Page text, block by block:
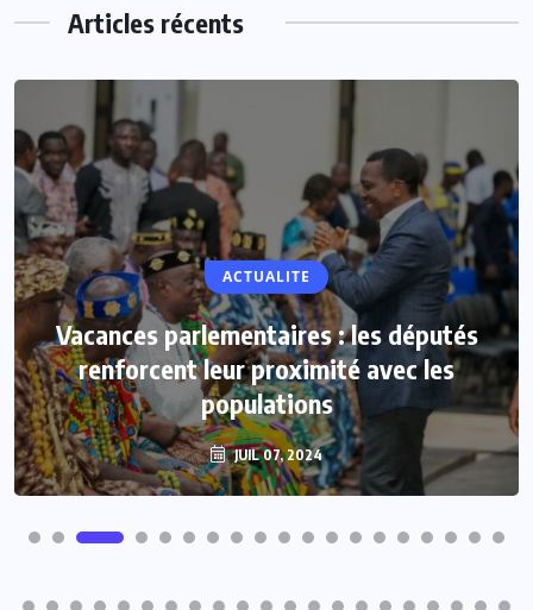
Articles récents
ACTUALITE
Vacances parlementaires : les députés
renforcent leur proximité avec les
populations
JUIL 07, 2024